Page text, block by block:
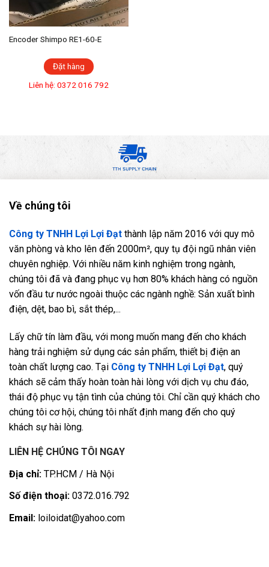
Encoder Shimpo RE1-60-E
Đặt hàng
Liên hệ: 0372 016 792
Về chúng tôi
Công ty TNHH Lợi Lợi Đạt thành lập năm 2016 với quy mô
văn phòng và kho lên đến 2000m², quy tụ đội ngũ nhân viên
chuyên nghiệp. Với nhiều năm kinh nghiệm trong ngành,
chúng tôi đã và đang phục vụ hơn 80% khách hàng có nguồn
vốn đầu tư nước ngoài thuộc các ngành nghề: Sản xuất bình
điện, dệt, bao bì, sắt thép,...
Lấy chữ tín làm đầu, với mong muốn mang đến cho khách
hàng trải nghiệm sử dụng các sản phẩm, thiết bị điện an
toàn chất lượng cao. Tại Công ty TNHH Lợi Lợi Đạt, quý
khách sẽ cảm thấy hoàn toàn hài lòng với dịch vụ chu đáo,
thái độ phục vụ tận tình của chúng tôi. Chỉ cần quý khách cho
chúng tôi cơ hội, chúng tôi nhất định mang đến cho quý
khách sự hài lòng.
LIÊN HỆ CHÚNG TÔI NGAY
Địa chỉ: TP.HCM / Hà Nội
Số điện thoại: 0372.016.792
Email: loiloidat@yahoo.com